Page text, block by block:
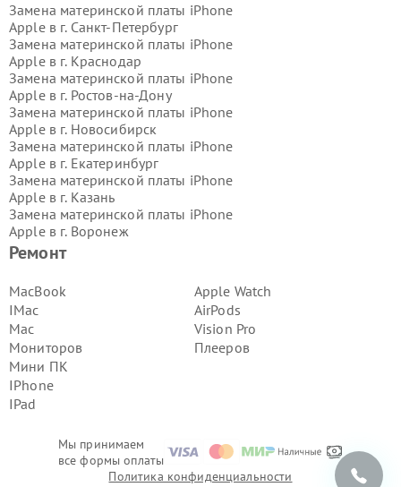
Мы принимаем
все формы оплаты
Ремонт
MacBook
IMac
Mac
Мониторов
Мини ПК
IPhone
IPad
Apple Watch
AirPods
Vision Pro
Плееров
Замена материнской платы iPhone
Apple в г. Санкт-Петербург
Замена материнской платы iPhone
Apple в г. Краснодар
Замена материнской платы iPhone
Apple в г. Ростов-на-Дону
Замена материнской платы iPhone
Apple в г. Новосибирск
Замена материнской платы iPhone
Apple в г. Екатеринбург
Замена материнской платы iPhone
Apple в г. Казань
Замена материнской платы iPhone
Apple в г. Воронеж
Замена материнской платы iPhone
Замена материнской платы iPhone
Apple в г.
Замена материнской платы iPhone
Apple в г.
Замена материнской платы iPhone
Apple в г.
Замена материнской платы iPhone
Apple в г.
Apple в г.
Замена материнской платы iPhone
Apple в г.ТюменьПолитика конфиденциальности